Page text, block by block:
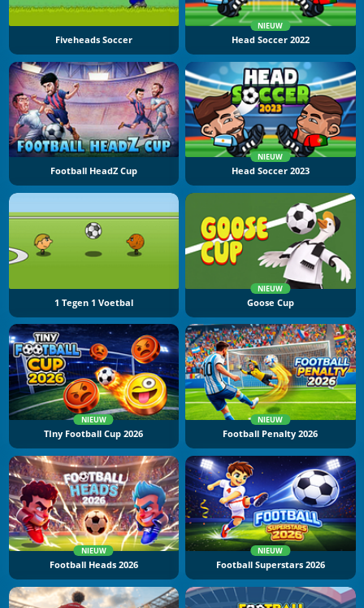
Fiveheads Soccer
NIEUW
Head Soccer 2022
Football HeadZ Cup
NIEUW
Head Soccer 2023
1 Tegen 1 Voetbal
NIEUW
Goose Cup
NIEUW
TIny Football Cup 2026
NIEUW
Football Penalty 2026
NIEUW
Football Heads 2026
NIEUW
Football Superstars 2026